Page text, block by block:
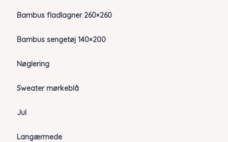
Bambus fladlagner 260×260
Bambus sengetøj 140×200
Nøglering
Sweater mørkeblå
Jul
Langærmede